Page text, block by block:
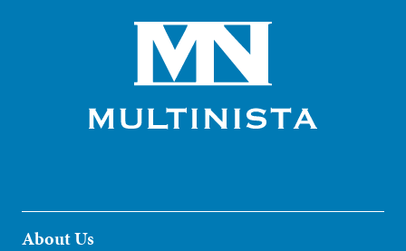
About Us